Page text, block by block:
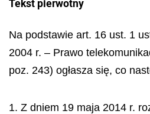
Tekst pierwotny
Na podstawie art. 16 ust. 1
2004 r. – Prawo
poz. 243) ogłasza się, co
1. Z dniem 19 maja 2014 r.